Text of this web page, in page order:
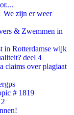
We zijn er weer
& Zwemmen in
in Rotterdamse wijk
deel 4
claims over plagiaat
# 1819